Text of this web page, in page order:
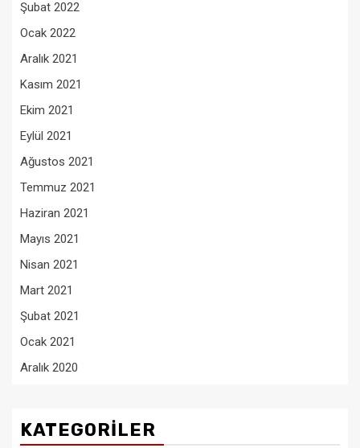
Şubat 2022
Ocak 2022
Aralık 2021
Kasım 2021
Ekim 2021
Eylül 2021
Ağustos 2021
Temmuz 2021
Haziran 2021
Mayıs 2021
Nisan 2021
Mart 2021
Şubat 2021
Ocak 2021
Aralık 2020
KATEGORILER